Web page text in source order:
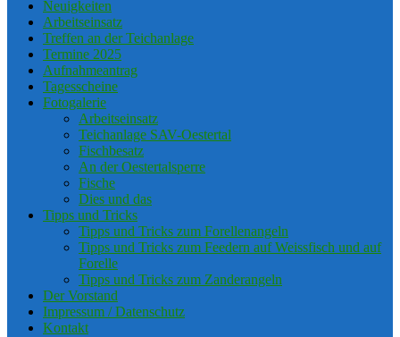
Neuigkeiten
Arbeitseinsatz
Treffen an der Teichanlage
Termine 2025
Aufnahmeantrag
Tagesscheine
Fotogalerie
Arbeitseinsatz
Teichanlage SAV-Oestertal
Fischbesatz
An der Oestertalsperre
Fische
Dies und das
Tipps und Tricks
Tipps und Tricks zum Forellenangeln
Tipps und Tricks zum Feedern auf Weissfisch und auf
Forelle
Tipps und Tricks zum Zanderangeln
Der Vorstand
Impressum / Datenschutz
Kontakt